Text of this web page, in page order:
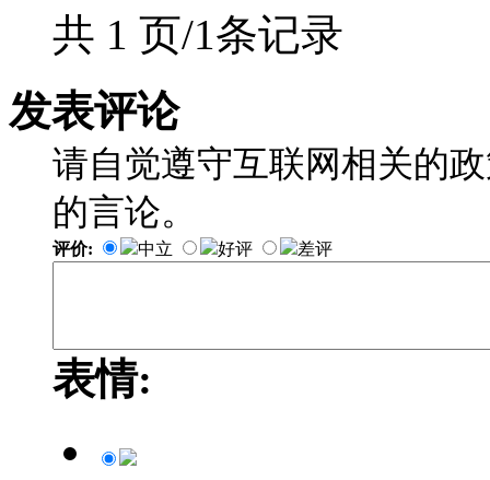
共 1 页/1条记录
发表评论
请自觉遵守互联网相关的
的言论。
评价: 中立 好评 差评
表情: